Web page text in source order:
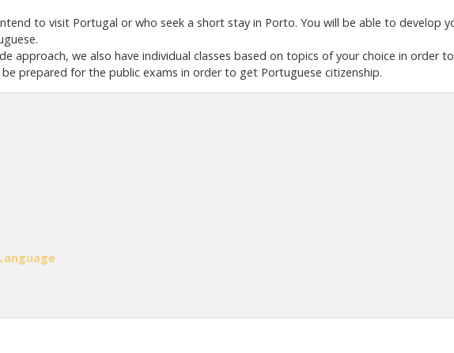
to visit Portugal or who seek a short stay in Porto. You will be able to develop
approach, we also have individual classes based on topics of your choice in order
prepared for the public exams in order to get Portuguese citizenship.